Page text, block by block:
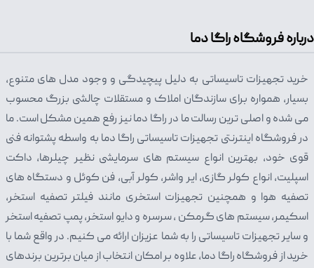
درباره فروشگاه راگا دما
خرید تجهیزات تاسیساتی به دلیل پیچیدگی و وجود مدل های متنوع،
بسیار، همواره برای سازندگان املاک و مستقلات چالشی بزرگ محسوب
می شده و اصلی ترین رسالت ما در راگا دما نیز رفع همین مشکل است. ما
در فروشگاه اینترنتی تجهیزات تاسیساتی راگا دما به واسطه پشتوانه فنی
قوی خود، بهترین انواع سیستم های سرمایشی نظیر چیلرها، داکت
اسپلیت، انواع کولر گازی، ایر واشر، کولر آبی، فن کوئل و دستگاه های
تصفیه هوا و همچنین تجهیزات استخری مانند فیلتر تصفیه استخر،
اسکیمر، سیستم های گرمکن ، سرسره و دایو استخر، پمپ تصفیه استخر
و سایر تجهیزات تاسیساتی را به شما عزیزان ارائه می کنیم. در واقع شما با
خرید از فروشگاه راگا دما، علاوه بر امکان انتخاب از میان برترین برندهای